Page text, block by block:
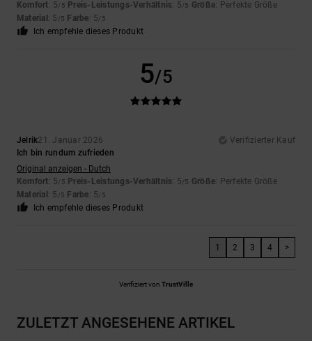
Komfort: 5/5 Preis-Leistungs-Verhältnis: 5/5 Größe: Perfekte Größe
Material : 5 /5 Farbe: 5/5
Ich empfehle dieses Produkt
5/5
Jelrik21. Januar 2026
Verifizierter Kauf
Ich bin rundum zufrieden
Original anzeigen - Dutch
Komfort: 5/5 Preis-Leistungs-Verhältnis: 5/5 Größe: Perfekte Größe
Material : 5 /5 Farbe: 5/5
Ich empfehle dieses Produkt
1 2 3 4 >
Verifiziert von TrustVille
ZULETZT ANGESEHENE ARTIKEL